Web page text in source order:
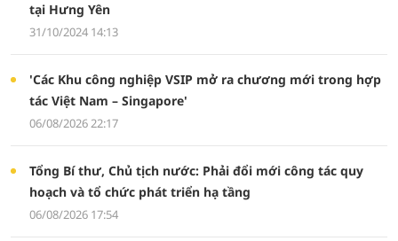
tại Hưng Yên
31/10/2024 14:13
'Các Khu công nghiệp VSIP mở ra chương mới trong hợp
tác Việt Nam – Singapore'
06/08/2026 22:17
Tổng Bí thư, Chủ tịch nước: Phải đổi mới công tác quy
hoạch và tổ chức phát triển hạ tầng
06/08/2026 17:54